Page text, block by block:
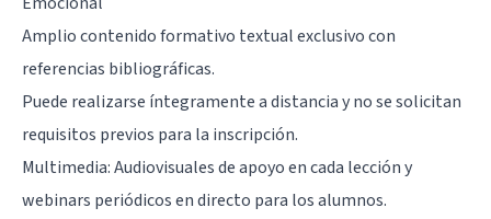
Amplio contenido formativo textual exclusivo con
referencias bibliográficas.
Puede realizarse íntegramente a distancia y no se solicitan
requisitos previos para la inscripción.
Multimedia: Audiovisuales de apoyo en cada lección y
webinars periódicos en directo para los alumnos.